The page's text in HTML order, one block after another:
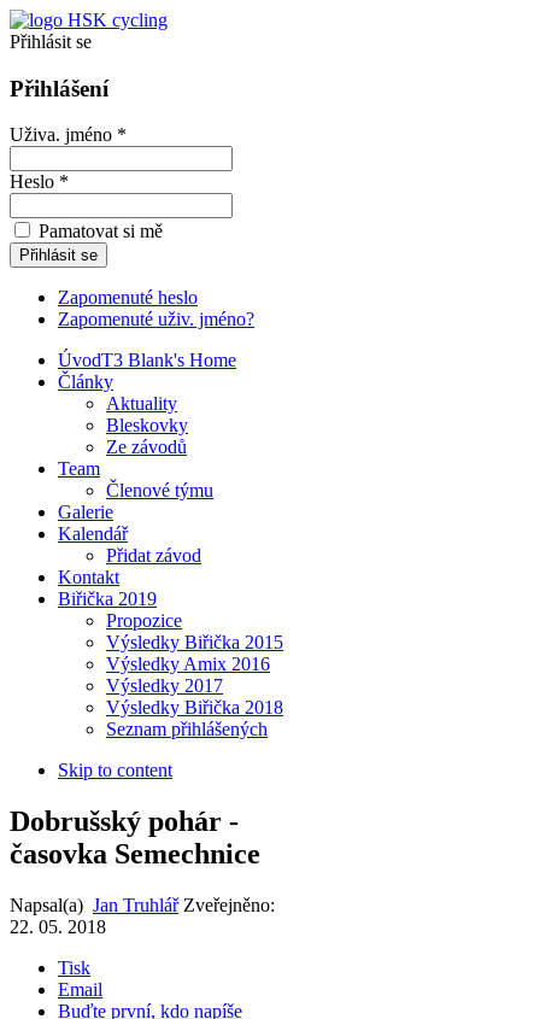
Přihlásit se
Přihlášení
Uživa. jméno *
Heslo *
Pamatovat si mě
Zapomenuté heslo
Zapomenuté uživ. jméno?
ÚvodT3 Blank's Home
Články
Aktuality
Bleskovky
Ze závodů
Team
Členové týmu
Galerie
Kalendář
Přidat závod
Kontakt
Biřička 2019
Propozice
Výsledky Biřička 2015
Výsledky Amix 2016
Výsledky 2017
Výsledky Biřička 2018
Seznam přihlášených
Skip to content
Dobrušský pohár -
časovka Semechnice
Napsal(a) Jan Truhlář Zveřejněno:
22. 05. 2018
Tisk
Email
Buďte první, kdo napíše